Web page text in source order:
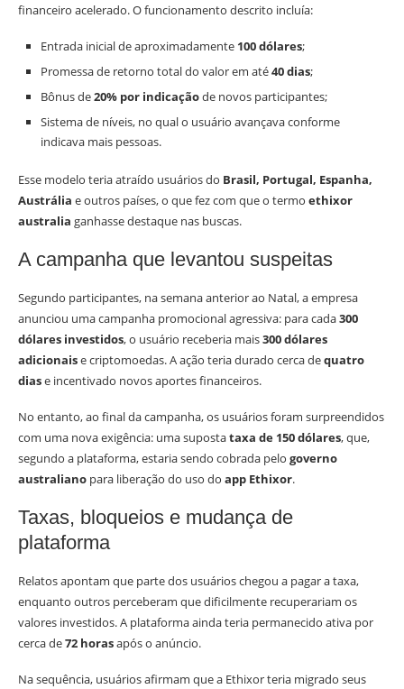
financeiro acelerado. O funcionamento descrito incluía:
Entrada inicial de aproximadamente 100 dólares;
Promessa de retorno total do valor em até40 dias;
Bônus de20% por indicaçãode novos participantes;
Sistema de níveis, no qual o usuário avançava conforme
indicava mais pessoas.
Esse modelo teria atraído usuários do Brasil, Portugal, Espanha,
Austrália e outros países, o que fez com que o termo ethixor
australia ganhasse destaque nas buscas.
A campanha que levantou suspeitas
Segundo participantes, na semana anterior ao Natal, a empresa
anunciou uma campanha promocional agressiva: para cada300
dólares investidos, o usuário receberia mais300 dólares
adicionaise criptomoedas. A ação teria durado cerca dequatro
diase incentivado novos aportes financeiros.
No entanto, ao final da campanha, os usuários foram surpreendidos
com uma nova exigência: uma supostataxa de 150 dólares, que,
segundo a plataforma, estaria sendo cobrada pelo governo
australiano para liberação do uso do app Ethixor.
Taxas, bloqueios e mudança de
plataforma
Relatos apontam que parte dos usuários chegou a pagar a taxa,
enquanto outros perceberam que dificilmente recuperariam os
valores investidos. A plataforma ainda teria permanecido ativa por
cerca de72 horasapós o anúncio.
Na sequência, usuários afirmam que a Ethixor teria migrado seus